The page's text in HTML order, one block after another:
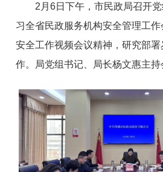
2月6日下午，市民政局召开
习全省民政服务机构安全管理工
安全工作视频会议精神，研究部
作。局党组书记、局长杨文惠主持